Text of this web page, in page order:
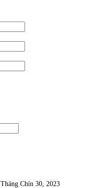
Tháng Chín 30, 2023